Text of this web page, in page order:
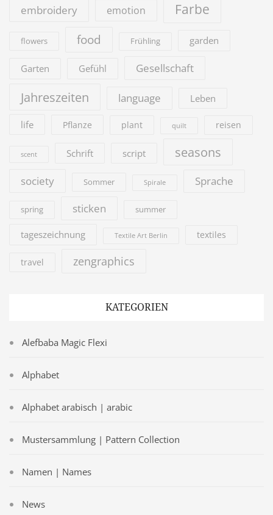
embroidery emotion Farbe
flowers food Frühling garden
Garten Gefühl Gesellschaft
Jahreszeiten language Leben
life Pflanze plant quilt reisen
scent Schrift script seasons
society Sommer Spirale Sprache
spring sticken summer
tageszeichnung Textile Art Berlin textiles
travel zengraphics
KATEGORIEN
Alefbaba Magic Flexi
Alphabet
Alphabet arabisch | arabic
Mustersammlung | Pattern Collection
Namen | Names
News